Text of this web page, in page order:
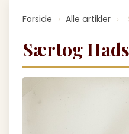
Forside › Alle artikler ›
Særtog